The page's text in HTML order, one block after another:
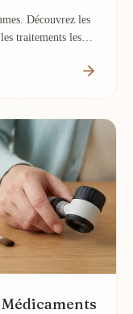
Découvrez les
traitements les